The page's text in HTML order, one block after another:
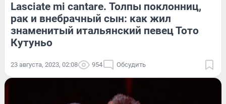
Lasciate mi cantare. Толпы поклонниц,
рак и внебрачный сын: как жил
знаменитый итальянский певец Тото
Кутуньо
23 августа, 2023, 02:08 954 Обсудить